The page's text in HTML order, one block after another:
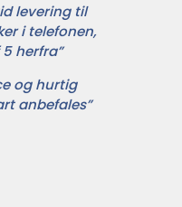
levering til
i telefonen,
herfra”
og hurtig
anbefales”